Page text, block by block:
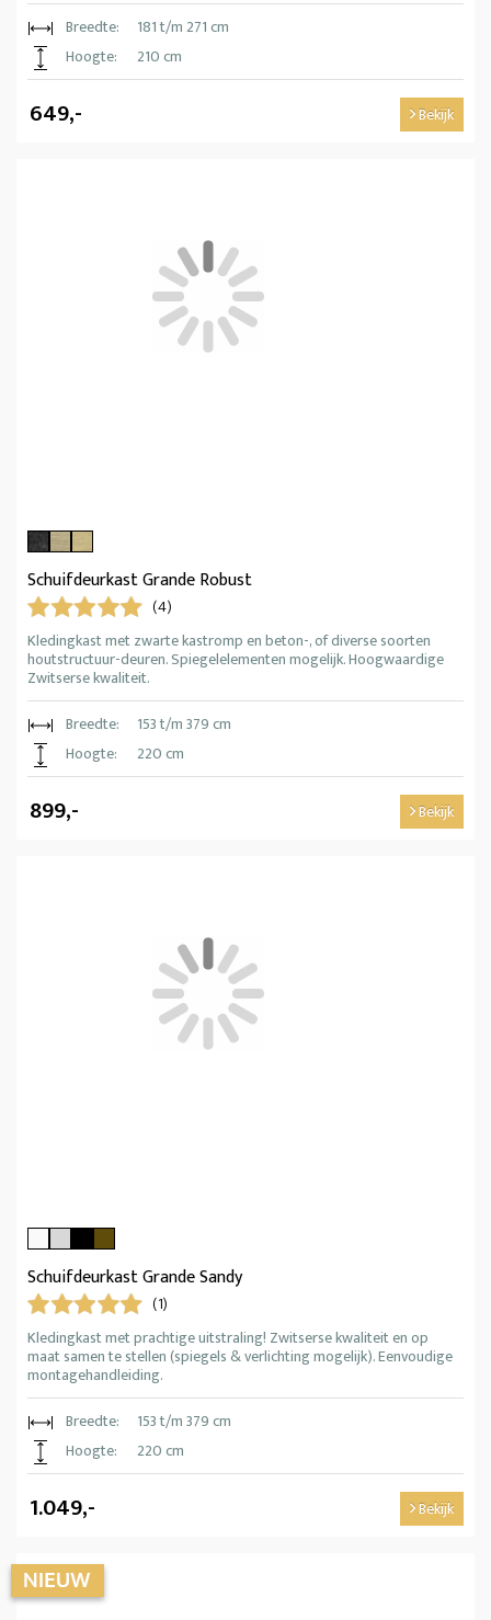
Breedte:
181 t/m 271 cm
Hoogte:
210 cm
649,- Bekijk
Schuifdeurkast Grande Robust
(4)
Kledingkast met zwarte kastromp en beton-, of diverse soorten
houtstructuur-deuren. Spiegelelementen mogelijk. Hoogwaardige
Zwitserse kwaliteit.
Breedte:
153 t/m 379 cm
Hoogte:
220 cm
899,- Bekijk
Schuifdeurkast Grande Sandy
(1)
Kledingkast met prachtige uitstraling! Zwitserse kwaliteit en op
maat samen te stellen (spiegels & verlichting mogelijk). Eenvoudige
montagehandleiding.
Breedte:
153 t/m 379 cm
Hoogte:
220 cm
1.049,- Bekijk